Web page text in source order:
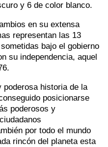
y 6 de color blanco.
en su extensa
representan las 13
bajo el gobierno
su independencia, aquel
poderosa historia de la
posicionarse
poderosos y
por todo el mundo
rincón del planeta esta